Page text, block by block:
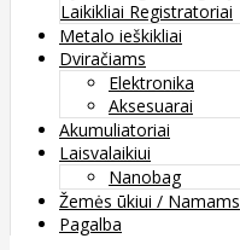
Laikikliai Registratoriai
Metalo ieškikliai
Dviračiams
Elektronika
Aksesuarai
Akumuliatoriai
Laisvalaikiui
Nanobag
Žemės ūkiui / Namams
Pagalba